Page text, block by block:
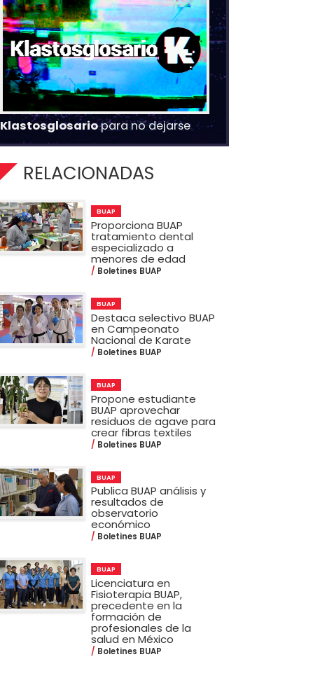
Klastosglosariopara no dejarse
RELACIONADAS
BUAP
Proporciona BUAP
tratamiento dental
especializado a
menores de edad
Boletines BUAP
BUAP
Destaca selectivo BUAP
en Campeonato
Nacional de Karate
Boletines BUAP
BUAP
Propone estudiante
BUAP aprovechar
residuos de agave para
crear fibras textiles
Boletines BUAP
BUAP
Publica BUAP análisis y
resultados de
observatorio
económico
Boletines BUAP
BUAP
Licenciatura en
Fisioterapia BUAP,
precedente en la
formación de
profesionales de la
salud en México
Boletines BUAP